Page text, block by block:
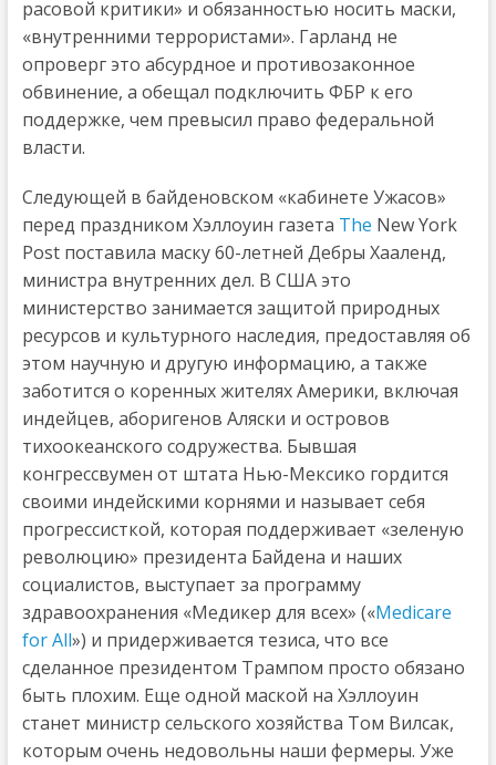
расовой критики» и обязанностью носить маски,
«внутренними террористами». Гарланд не
опроверг это абсурдное и противозаконное
обвинение, а обещал подключить ФБР к его
поддержке, чем превысил право федеральной
власти.
Следующей в байденовском «кабинете Ужасов»
перед праздником Хэллоуин газета The New York
Post поставила маску 60-летней Дебры Хааленд,
министра внутренних дел. В США это
министерство занимается защитой природных
ресурсов и культурного наследия, предоставляя об
этом научную и другую информацию, а также
заботится о коренных жителях Америки, включая
индейцев, аборигенов Аляски и островов
тихоокеанского содружества. Бывшая
конгрессвумен от штата Нью-Мексико гордится
своими индейскими корнями и называет себя
прогрессисткой, которая поддерживает «зеленую
революцию» президента Байдена и наших
социалистов, выступает за программу
здравоохранения «Медикер для всех» («Medicare
for All») и придерживается тезиса, что все
сделанное президентом Трампом просто обязано
быть плохим. Еще одной маской на Хэллоуин
станет министр сельского хозяйства Том Вилсак,
которым очень недовольны наши фермеры. Уже